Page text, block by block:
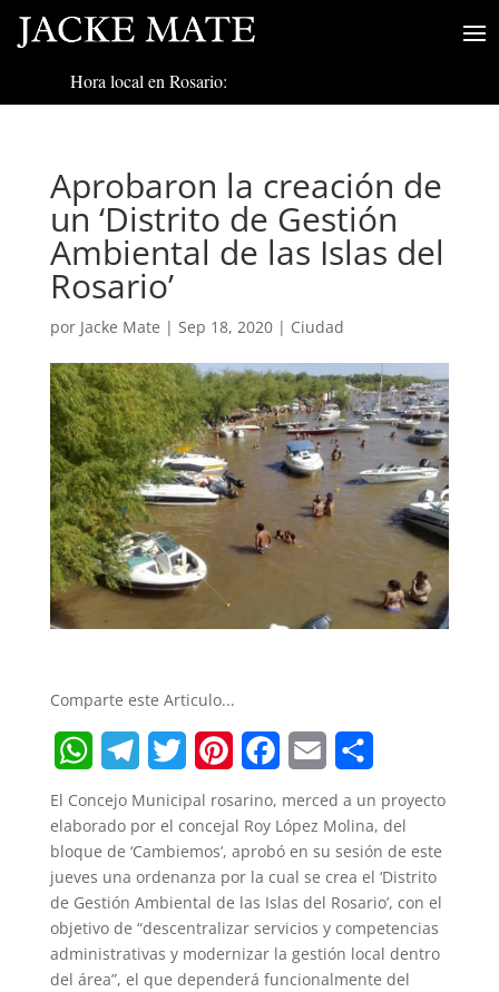
Hora local en Rosario:
Aprobaron la creación de
un ‘Distrito de Gestión
Ambiental de las Islas del
Rosario’
por Jacke Mate | Sep 18, 2020| Ciudad
Comparte este Articulo...
W
h
a
t
s
A
e
l
e
g
r
w
i
t
t
e
P
i
n
t
e
r
a
c
e
b
o
m
a
i
l
S
h
a
r
e
El Concejo Municipal rosarino, merced a un proyecto
elaborado por el concejal Roy López Molina, del
bloque de ‘Cambiemos’, aprobó en su sesión de este
jueves una ordenanza por la cual se crea el ‘Distrito
de Gestión Ambiental de las Islas del Rosario’, con el
objetivo de “descentralizar servicios y competencias
administrativas y modernizar la gestión local dentro
del área”, el que dependerá funcionalmente del